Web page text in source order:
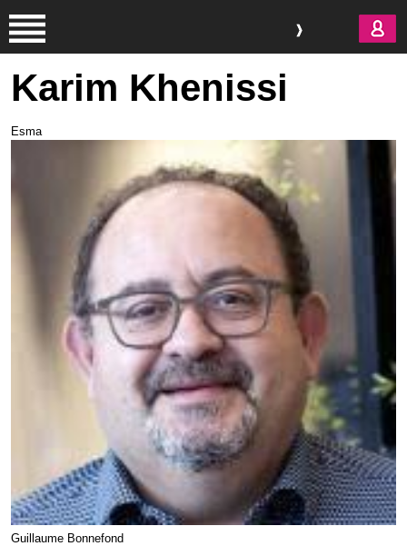
Karim Khenissi
Esma
Guillaume Bonnefond